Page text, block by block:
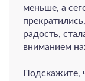
меньше, а
радость,
вниманием
Подскажите,